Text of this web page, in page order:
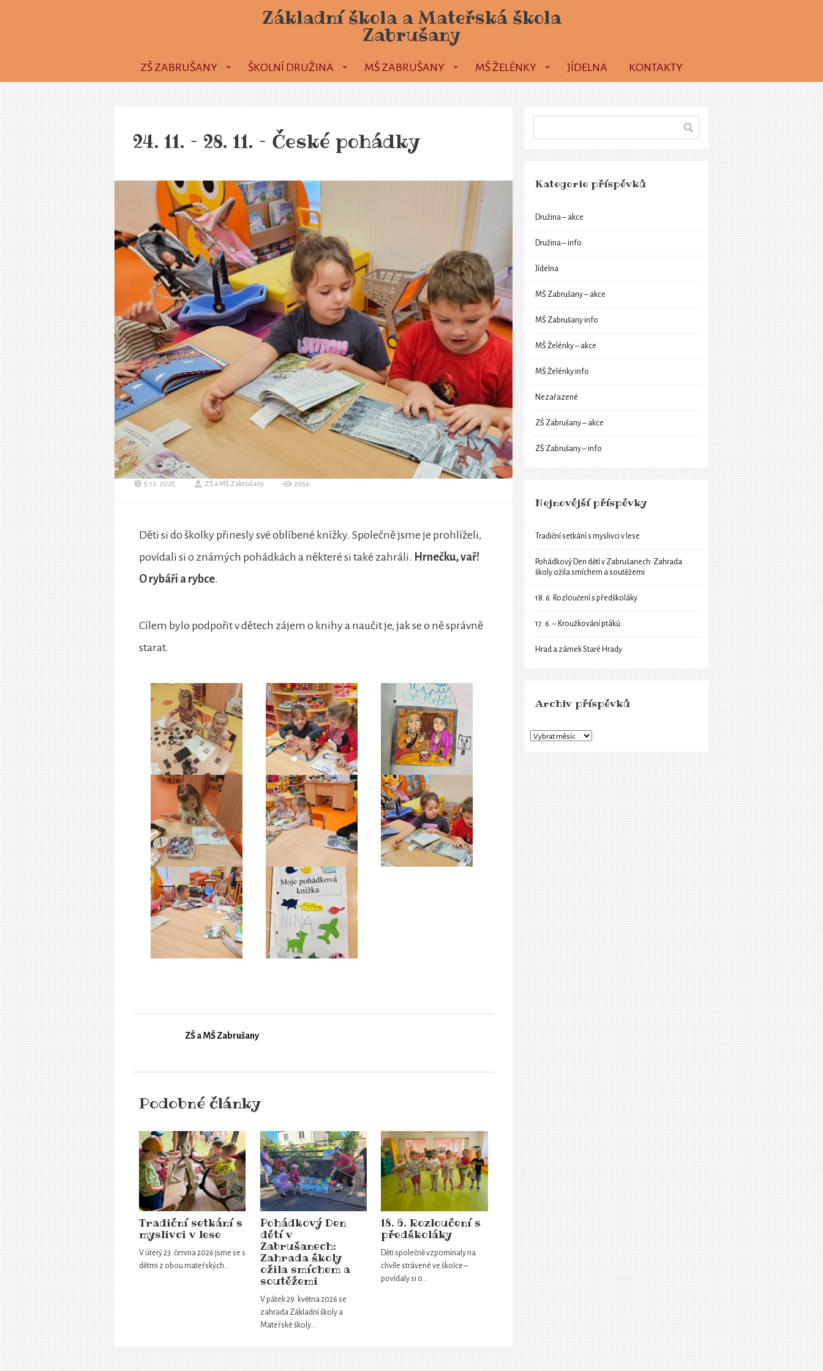
Základní škola a Mateřská škola
Zabrušany
ZŠ ZABRUŠANY ŠKOLNÍ DRUŽINA MŠ ZABRUŠANY MŠ ŽELÉNKY JÍDELNA KONTAKTY
24. 11. – 28. 11. – České pohádky
5.12. 2025 ZŠ a MŠ Zabrušany 295x
Děti si do školky přinesly své oblíbené knížky. Společně jsme je prohlíželi,
povídali si o známých pohádkách a některé si také zahráli. Hrnečku, vař!
O rybáři a rybce.
Cílem bylo podpořit v dětech zájem o knihy a naučit je, jak se o ně správně
starat.
ZŠ a MŠ Zabrušany
Podobné články
Tradiční setkání s
myslivci v lese
V úterý 23. června 2026 jsme se s
dětmi z obou mateřských…
Pohádkový Den
dětí v
Zabrušanech:
Zahrada školy
ožila smíchem a
soutěžemi
V pátek 29. května 2026 se
zahrada Základní školy a
Mateřské školy…
18. 6. Rozloučení s
předškoláky
Děti společně vzpomínaly na
chvíle strávené ve školce –
povídaly si o…
Kategorie příspěvků
Družina – akce
Družina – info
Jídelna
MŠ Zabrušany – akce
MŠ Zabrušany info
MŠ Želénky – akce
MŠ Želénky info
Nezařazené
ZŠ Zabrušany – akce
ZŠ Zabrušany – info
Nejnovější příspěvky
Tradiční setkání s myslivci v lese
Pohádkový Den dětí v Zabrušanech: Zahrada
školy ožila smíchem a soutěžemi
18. 6. Rozloučení s předškoláky
17. 6. – Kroužkování ptáků
Hrad a zámek Staré Hrady
Archiv příspěvků